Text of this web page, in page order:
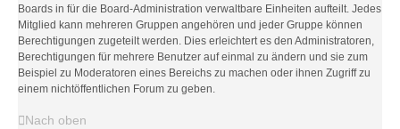
Boards in für die Board-Administration verwaltbare Einheiten aufteilt. Jedes
Mitglied kann mehreren Gruppen angehören und jeder Gruppe können
Berechtigungen zugeteilt werden. Dies erleichtert es den Administratoren,
Berechtigungen für mehrere Benutzer auf einmal zu ändern und sie zum
Beispiel zu Moderatoren eines Bereichs zu machen oder ihnen Zugriff zu
einem nichtöffentlichen Forum zu geben.
Nach oben